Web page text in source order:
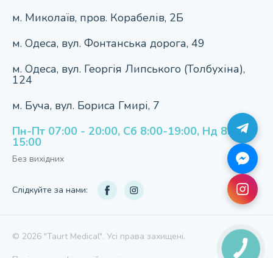
м. Миколаїв, пров. Корабелів, 2Б
м. Одеса, вул. Фонтанська дорога, 49
м. Одеса, вул. Георгія Липського (Толбухіна),
124
м. Буча, вул. Бориса Гмирі, 7
Пн-Пт 07:00 - 20:00, Сб 8:00-19:00, Нд 8:00-
15:00
Без вихідних
Слідкуйте за нами:
© 2026 "Taurt Medical". Усі права захищені.